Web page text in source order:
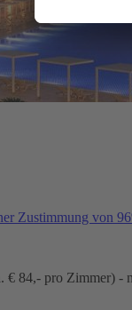
Zustimmung von
84,- pro Zimmer) -